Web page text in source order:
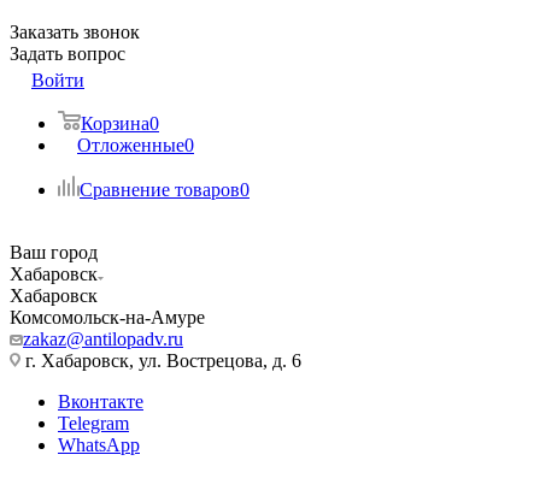
Заказать звонок
Задать вопрос
Войти
Корзина0
Отложенные0
Сравнение товаров0
Ваш город
Хабаровск
Хабаровск
Комсомольск-на-Амуре
zakaz@antilopadv.ru
г. Хабаровск, ул. Вострецова, д. 6
Вконтакте
Telegram
WhatsApp